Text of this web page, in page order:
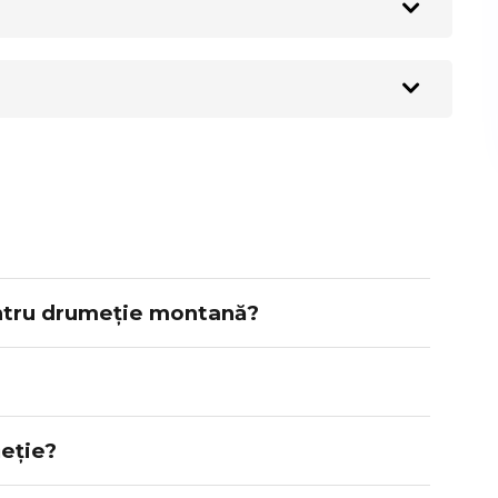
drumeție montană?